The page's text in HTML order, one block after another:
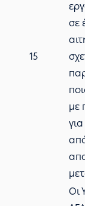
15
σε
με
Οι